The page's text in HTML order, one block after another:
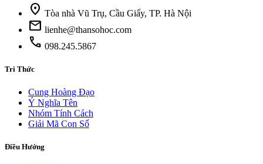
location_on Tòa nhà Vũ Trụ, Cầu Giấy, TP. Hà Nội
mail lienhe@thansohoc.com
call 098.245.5867
Tri Thức
Cung Hoàng Đạo
Ý Nghĩa Tên
Nhóm Tính Cách
Giải Mã Con Số
Điều Hướng